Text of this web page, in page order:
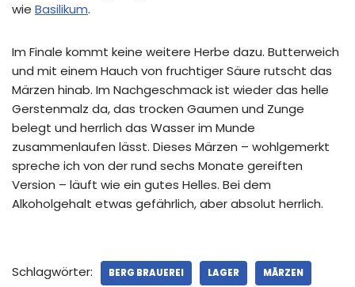
wie Basilikum.
Im Finale kommt keine weitere Herbe dazu. Butterweich
und mit einem Hauch von fruchtiger Säure rutscht das
Märzen hinab. Im Nachgeschmack ist wieder das helle
Gerstenmalz da, das trocken Gaumen und Zunge
belegt und herrlich das Wasser im Munde
zusammenlaufen lässt. Dieses Märzen – wohlgemerkt
spreche ich von der rund sechs Monate gereiften
Version – läuft wie ein gutes Helles. Bei dem
Alkoholgehalt etwas gefährlich, aber absolut herrlich.
Schlagwörter: BERG BRAUEREI LAGER MÄRZEN